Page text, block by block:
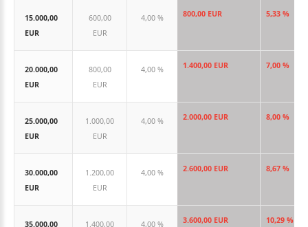
15.000,00
EUR
600,00
EUR
4,00 % 800,00 EUR 5,33 %
20.000,00
EUR
800,00
EUR
4,00 % 1.400,00 EUR 7,00 %
25.000,00
EUR
1.000,00
EUR
4,00 % 2.000,00 EUR 8,00 %
30.000,00
EUR
1.200,00
EUR
4,00 % 2.600,00 EUR 8,67 %
35.000,00
1.400,00
4,00 % 3.600,00 EUR 10,29 %